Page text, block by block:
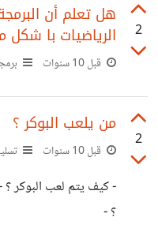
2
هل تعلم أن
الرياضيات با
قبل 10 سنوات
2
من يلعب البوكر ؟
قبل 10 سنوات
- كيف يتم لعب البوكر
؟ -